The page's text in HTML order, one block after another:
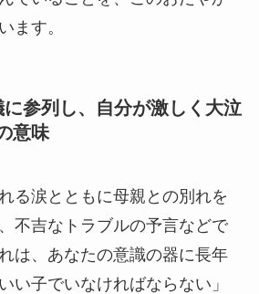
ます。
参列し、自分が激しく大泣
意味
る涙とともに母親との別れを
不吉なトラブルの予言などで
は、あなたの意識の器に長年
い子でいなければならない」